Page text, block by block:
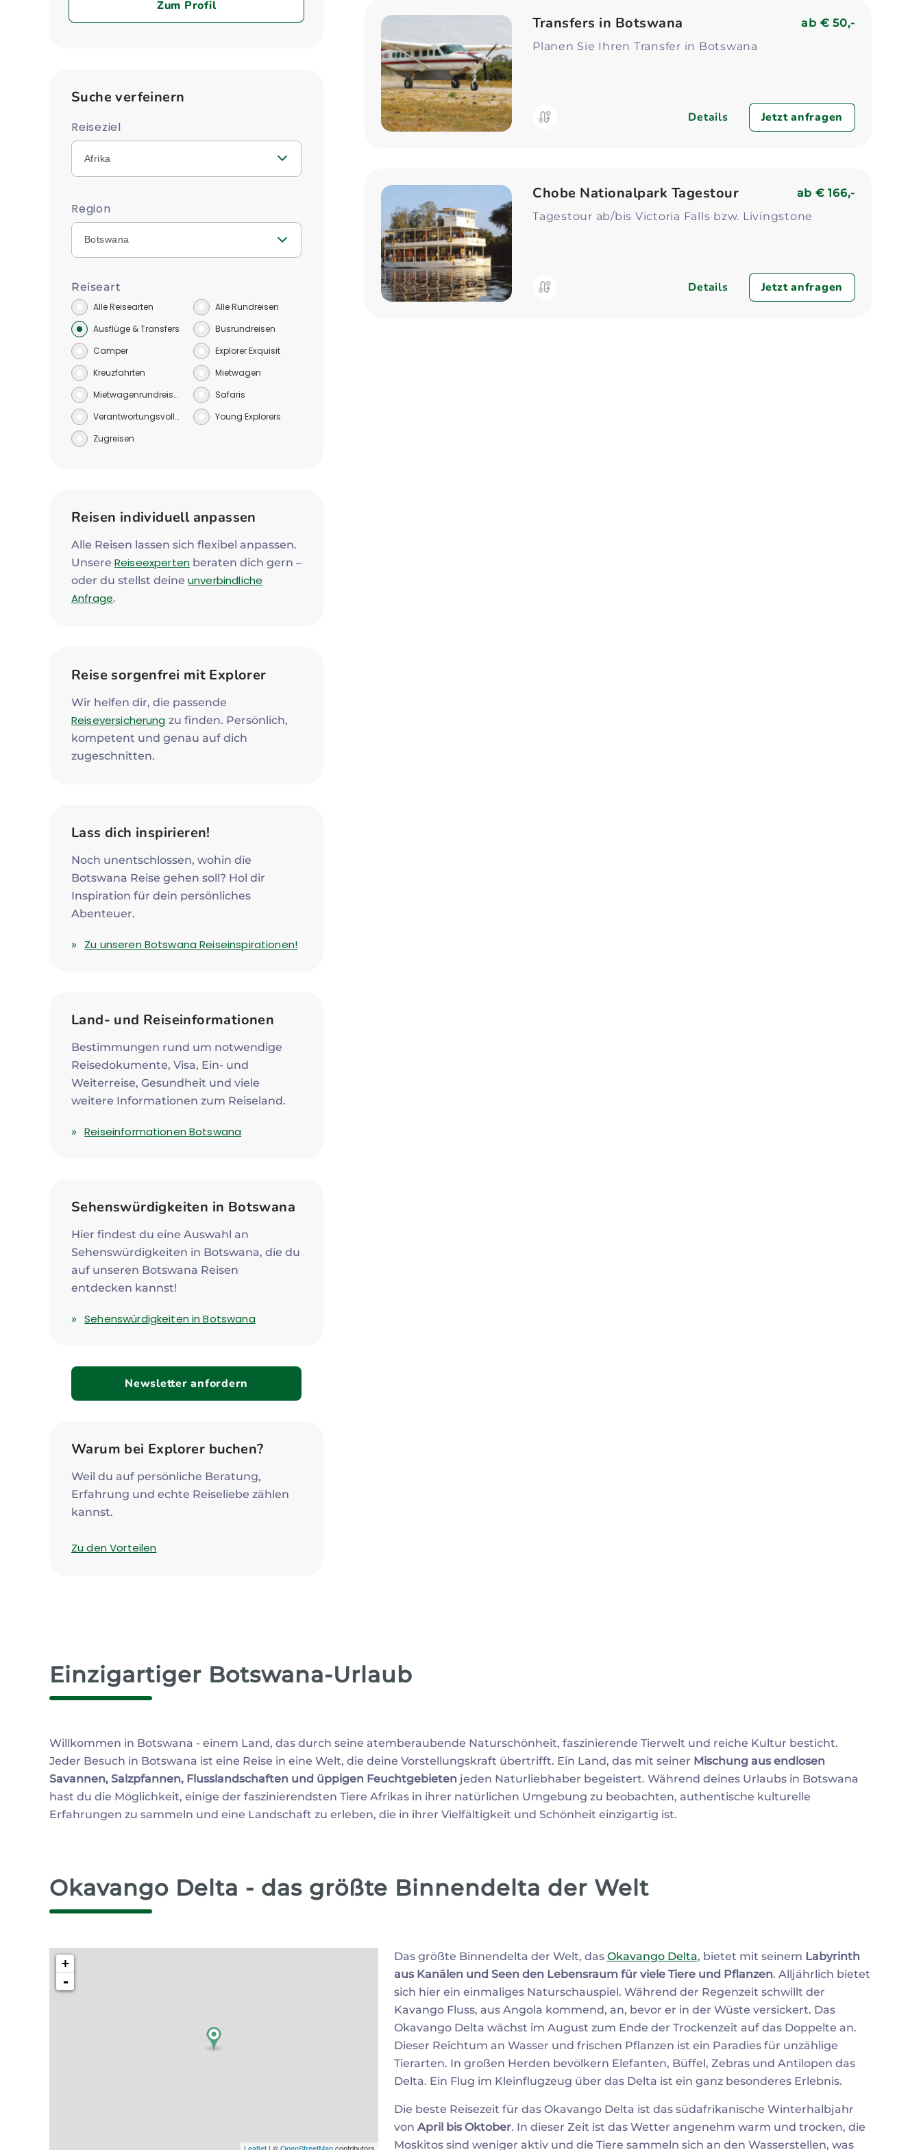
Transfers in Botswana ab € 50,-
Planen Sie Ihren Transfer in Botswana
Details Jetzt anfragen
Chobe Nationalpark Tagestour ab € 166,-
Tagestour ab/bis Victoria Falls bzw. Livingstone
Details Jetzt anfragen
Zum Profil
Suche verfeinern
Reiseziel
Afrika
Region
Botswana
Reiseart
Alle Reisearten
Alle Rundreisen
Ausflüge & Transfers
Busrundreisen
Camper
Explorer Exquisit
Kreuzfahrten
Mietwagen
Mietwagenrundreisen
Safaris
Verantwortungsvoll reisen
Young Explorers
Zugreisen
Reisen individuell anpassen
Alle Reisen lassen sich flexibel anpassen.
Unsere Reiseexpertenberaten dich gern –
oder du stellst deine unverbindliche
Anfrage.
Reise sorgenfrei mit Explorer
Wir helfen dir, die passende
Reiseversicherung zu finden. Persönlich,
kompetent und genau auf dich
zugeschnitten.
Lass dich inspirieren!
Noch unentschlossen, wohin die
Botswana Reise gehen soll? Hol dir
Inspiration für dein persönliches
Abenteuer.
Zu unseren Botswana Reiseinspirationen!
Land- und Reiseinformationen
Bestimmungen rund um notwendige
Reisedokumente, Visa, Ein- und
Weiterreise, Gesundheit und viele
weitere Informationen zum Reiseland.
Reiseinformationen Botswana
Sehenswürdigkeiten in Botswana
Hier findest du eine Auswahl an
Sehenswürdigkeiten in Botswana, die du
auf unseren Botswana Reisen
entdecken kannst!
Sehenswürdigkeiten in Botswana
Newsletter anfordern
Warum bei Explorer buchen?
Weil du auf persönliche Beratung,
Erfahrung und echte Reiseliebe zählen
kannst.
Zu den Vorteilen
Einzigartiger Botswana-Urlaub
Willkommen in Botswana - einem Land, das durch seine atemberaubende Naturschönheit, faszinierende Tierwelt und reiche Kultur besticht.
Jeder Besuch in Botswana ist eine Reise in eine Welt, die deine Vorstellungskraft übertrifft. Ein Land, das mit seiner Mischung aus endlosen
Savannen, Salzpfannen, Flusslandschaften und üppigen Feuchtgebieten jeden Naturliebhaber begeistert. Während deines Urlaubs in Botswana
hast du die Möglichkeit, einige der faszinierendsten Tiere Afrikas in ihrer natürlichen Umgebung zu beobachten, authentische kulturelle
Erfahrungen zu sammeln und eine Landschaft zu erleben, die in ihrer Vielfältigkeit und Schönheit einzigartig ist.
Okavango Delta - das größte Binnendelta der Welt
+
-
Das größte Binnendelta der Welt, das Okavango Delta, bietet mit seinem Labyrinth
aus Kanälen und Seen den Lebensraum für viele Tiere und Pflanzen. Alljährlich bietet
sich hier ein einmaliges Naturschauspiel. Während der Regenzeit schwillt der
Kavango Fluss, aus Angola kommend, an, bevor er in der Wüste versickert. Das
Okavango Delta wächst im August zum Ende der Trockenzeit auf das Doppelte an.
Dieser Reichtum an Wasser und frischen Pflanzen ist ein Paradies für unzählige
Tierarten. In großen Herden bevölkern Elefanten, Büffel, Zebras und Antilopen das
Delta. Ein Flug im Kleinflugzeug über das Delta ist ein ganz besonderes Erlebnis.
Die beste Reisezeit für das Okavango Delta ist das südafrikanische Winterhalbjahr
von April bis Oktober. In dieser Zeit ist das Wetter angenehm warm und trocken, die
Moskitos sind weniger aktiv und die Tiere sammeln sich an den Wasserstellen, was